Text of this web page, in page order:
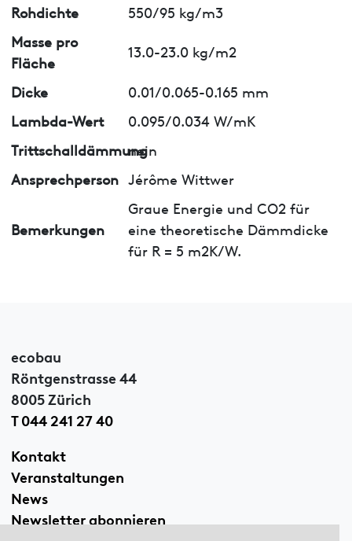
Rohdichte
550/95 kg/m3
Masse pro
Fläche
13.0-23.0 kg/m2
Dicke
0.01/0.065-0.165 mm
Lambda-Wert
0.095/0.034 W/mK
Trittschalldämmung
nein
Ansprechperson Jérôme Wittwer
Bemerkungen
Graue Energie und CO2 für
eine theoretische Dämmdicke
für R = 5 m2K/W.
ecobau
Röntgenstrasse 44
8005 Zürich
T 044 241 27 40
Kontakt
Veranstaltungen
News
Newsletter abonnieren